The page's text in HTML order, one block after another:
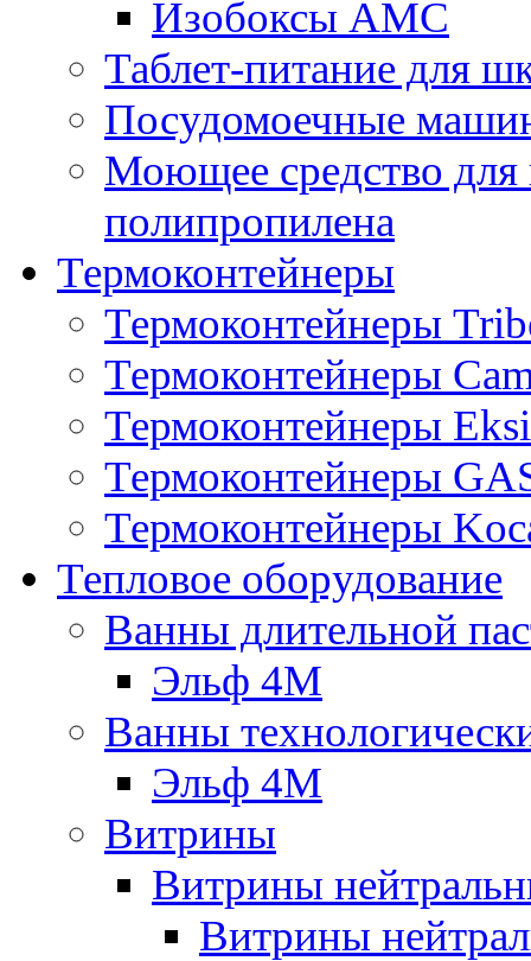
Изобоксы AMC
Таблет-питание для
Посудомоечные
Моющее средство для
полипропилена
Термоконтейнеры
Термоконтейнеры
Термоконтейнеры
Термоконтейнеры Eksi
Термоконтейнеры
Термоконтейнеры
Тепловое оборудование
Ванны длительной
Эльф 4М
Ванны
Эльф 4М
Витрины
Витрины
Витрины